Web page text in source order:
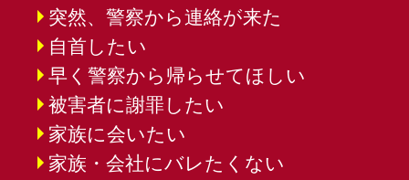
突然、警察から連絡が来た
自首したい
早く警察から帰らせてほしい
被害者に謝罪したい
家族に会いたい
家族・会社にバレたくない